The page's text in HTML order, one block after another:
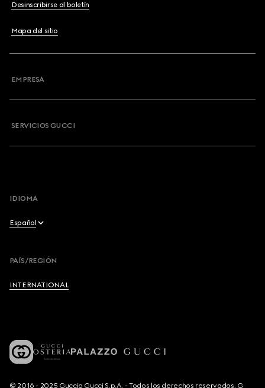
Desinscribirse al boletín
Mapa del sitio
EMPRESA
SERVICIOS GUCCI
IDIOMA
Español
Français
PAÍS/REGIÓN
INTERNATIONAL
© 2016 - 2025 Guccio Gucci S.p.A. - Todos los derechos reservados. G